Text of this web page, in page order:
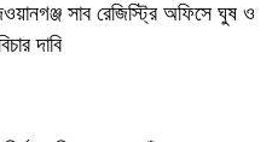
সাব রেজিস্ট্রি অফিসে ঘুষ ও
দাবি